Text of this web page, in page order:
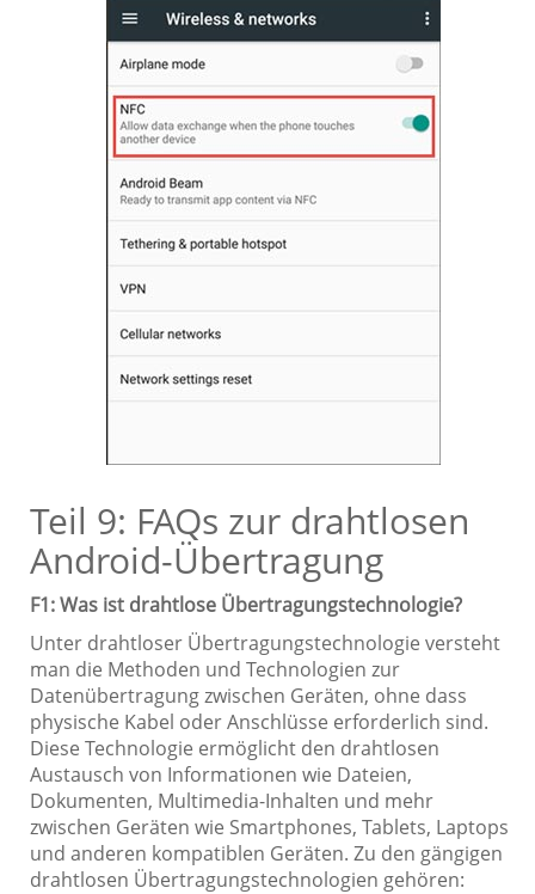
Teil 9: FAQs zur drahtlosen
Android-Übertragung
F1: Was ist drahtlose Übertragungstechnologie?
Unter drahtloser Übertragungstechnologie versteht
man die Methoden und Technologien zur
Datenübertragung zwischen Geräten, ohne dass
physische Kabel oder Anschlüsse erforderlich sind.
Diese Technologie ermöglicht den drahtlosen
Austausch von Informationen wie Dateien,
Dokumenten, Multimedia-Inhalten und mehr
zwischen Geräten wie Smartphones, Tablets, Laptops
und anderen kompatiblen Geräten. Zu den gängigen
drahtlosen Übertragungstechnologien gehören: